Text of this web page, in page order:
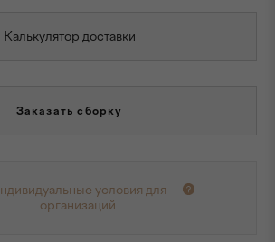
Калькулятор доставки
Заказать сборку
условия для
организаций